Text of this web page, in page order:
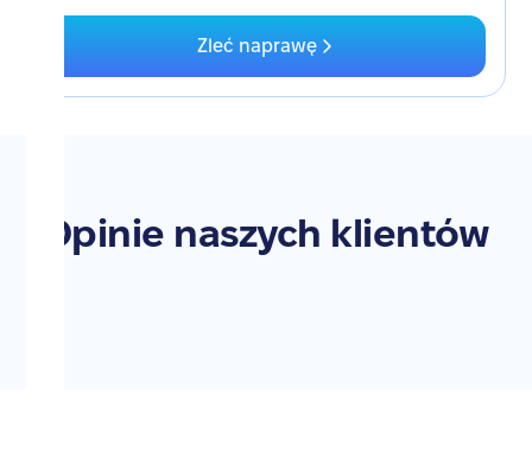
Zleć naprawę
Opinie naszych klientów